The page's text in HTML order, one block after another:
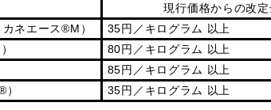
現行価格からの改定
ネエース®M）
35円／キログラム 以上
80円／キログラム 以上
85円／キログラム 以上
35円／キログラム 以上